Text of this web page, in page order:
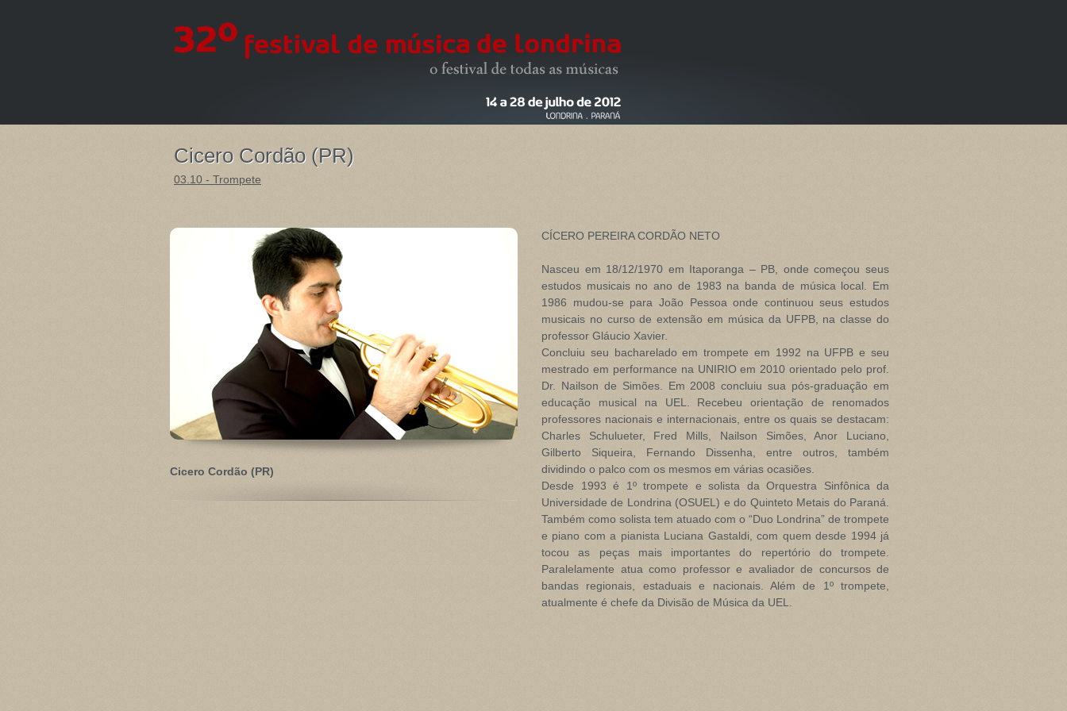
Cicero Cordão (PR)
03.10 - Trompete
Cicero Cordão (PR)
CÍCERO PEREIRA CORDÃO NETO
Nasceu em 18/12/1970 em Itaporanga – PB, onde começou seus
estudos musicais no ano de 1983 na banda de música local. Em
1986 mudou-se para João Pessoa onde continuou seus estudos
musicais no curso de extensão em música da UFPB, na classe do
professor Gláucio Xavier.
Concluiu seu bacharelado em trompete em 1992 na UFPB e seu
mestrado em performance na UNIRIO em 2010 orientado pelo prof.
Dr. Nailson de Simões. Em 2008 concluiu sua pós-graduação em
educação musical na UEL. Recebeu orientação de renomados
professores nacionais e internacionais, entre os quais se destacam:
Charles Schulueter, Fred Mills, Nailson Simões, Anor Luciano,
Gilberto Siqueira, Fernando Dissenha, entre outros, também
dividindo o palco com os mesmos em várias ocasiões.
Desde 1993 é 1º trompete e solista da Orquestra Sinfônica da
Universidade de Londrina (OSUEL) e do Quinteto Metais do Paraná.
Também como solista tem atuado com o “Duo Londrina” de trompete
e piano com a pianista Luciana Gastaldi, com quem desde 1994 já
tocou as peças mais importantes do repertório do trompete.
Paralelamente atua como professor e avaliador de concursos de
bandas regionais, estaduais e nacionais. Além de 1º trompete,
atualmente é chefe da Divisão de Música da UEL.